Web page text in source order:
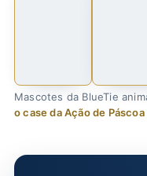
Mascotes da BlueTie
o case da Ação de